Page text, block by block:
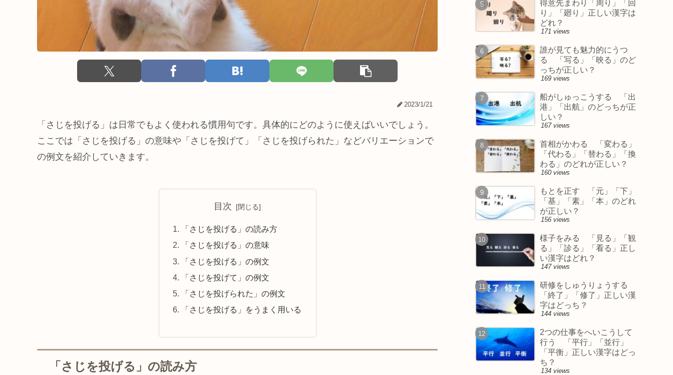
2023/1/21
「さじを投げる」は日常でもよく使われる慣用句です。具体的にどのように使えばいいでしょう。
ここでは「さじを投げる」の意味や「さじを投げて」「さじを投げられた」などバリエーションで
の例文を紹介していきます。
目次
「さじを投げる」の読み方
「さじを投げる」の意味
「さじを投げる」の例文
「さじを投げて」の例文
「さじを投げられた」の例文
「さじを投げる」をうまく用いる
「さじを投げる」の読み方
得意先まわり「周り」「回
り」「廻り」正しい漢字は
どれ？
171 views
誰が見ても魅力的にうつ
る 「写る」「映る」のど
っちが正しい？
169 views
船がしゅっこうする 「出
港」「出航」のどっちが正
しい？
167 views
首相がかわる 「変わる」
「代わる」「替わる」「換
わる」のどれが正しい？
160 views
もとを正す 「元」「下」
「基」「素」「本」のどれ
が正しい？
156 views
様子をみる 「見る」「観
る」「診る」「看る」正し
い漢字はどれ？
147 views
研修をしゅうりょうする
「終了」「修了」正しい漢
字はどっち？
144 views
2つの仕事をへいこうして
行う 「平行」「並行」
「平衡」正しい漢字はどっ
ち？
134 views